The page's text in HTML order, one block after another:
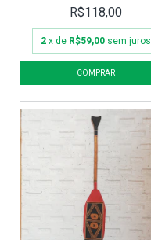
R$118,00
2 x de R$59,00 sem juros